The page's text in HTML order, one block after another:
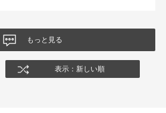
もっと見る
表示：新しい順